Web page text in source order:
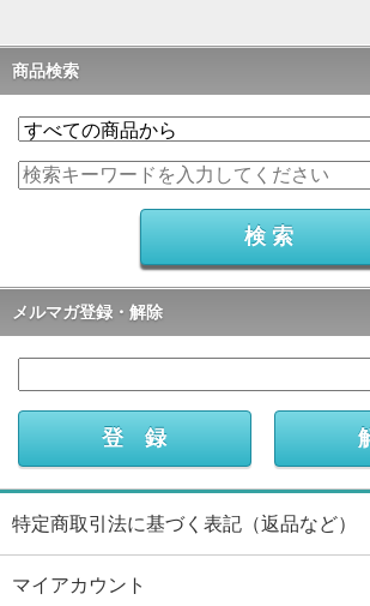
商品検索
メルマガ登録・解除
特定商取引法に基づく表記（返品など）
マイアカウント